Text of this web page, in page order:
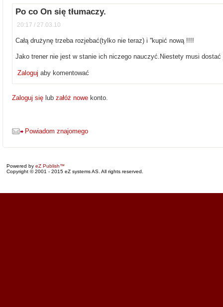
Po co On się tłumaczy.
20:17 / 27.03.10
Całą drużynę trzeba rozjebać(tylko nie teraz) i ''kupić nową !!!!
Jako trener nie jest w stanie ich niczego nauczyć.Niestety musi
Zalogujaby komentować
Zaloguj się lub załóż nowe konto.
Powiadom znajomego
Powered by eZ Publish™
Copyright © 2001 - 2015 eZ systems AS. All rights reserved.